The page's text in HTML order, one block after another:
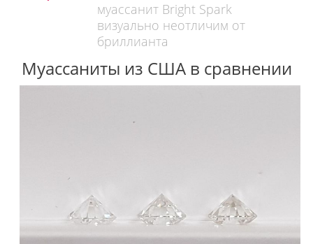
муассанит Bright Spark
визуально неотличим от
бриллианта
Муассаниты из США в сравнении